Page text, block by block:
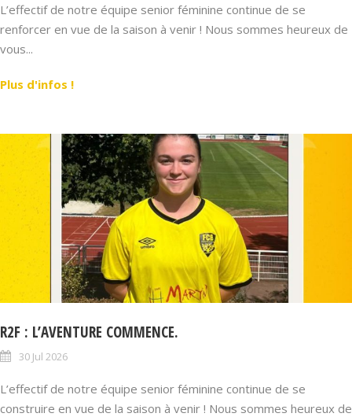
L’effectif de notre équipe senior féminine continue de se
renforcer en vue de la saison à venir ! Nous sommes heureux de
vous...
Plus d'infos !
R2F : L’AVENTURE COMMENCE.
30 Jul 2026
L’effectif de notre équipe senior féminine continue de se
construire en vue de la saison à venir ! Nous sommes heureux de